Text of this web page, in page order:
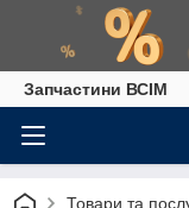
Запчастини ВСІМ
Товари та